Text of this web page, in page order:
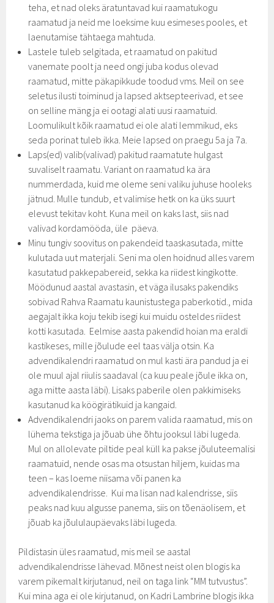
teha, et nad oleks äratuntavad kui raamatukogu
raamatud ja neid me loeksime kuu esimeses pooles, et
laenutamise tähtaega mahtuda.
Lastele tuleb selgitada, et raamatud on pakitud
vanemate poolt ja need ongi juba kodus olevad
raamatud, mitte päkapikkude toodud vms. Meil on see
seletus ilusti toiminud ja lapsed aktsepteerivad, et see
on selline mäng ja ei ootagi alati uusi raamatuid.
Loomulikult kõik raamatud ei ole alati lemmikud, eks
seda porinat tuleb ikka. Meie lapsed on praegu 5a ja 7a.
Laps(ed) valib(valivad) pakitud raamatute hulgast
suvaliselt raamatu. Variant on raamatud ka ära
nummerdada, kuid me oleme seni valiku juhuse hooleks
jätnud. Mulle tundub, et valimise hetk on ka üks suurt
elevust tekitav koht. Kuna meil on kaks last, siis nad
valivad kordamööda, üle päeva.
Minu tungiv soovitus on pakendeid taaskasutada, mitte
kulutada uut materjali. Seni ma olen hoidnud alles varem
kasutatud pakkepabereid, sekka ka riidest kingikotte.
Möödunud aastal avastasin, et väga ilusaks pakendiks
sobivad Rahva Raamatu kaunistustega paberkotid., mida
aegajalt ikka koju tekib isegi kui muidu osteldes riidest
kotti kasutada. Eelmise aasta pakendid hoian ma eraldi
kastikeses, mille jõulude eel taas välja otsin. Ka
advendikalendri raamatud on mul kasti ära pandud ja ei
ole muul ajal riiulis saadaval (ca kuu peale jõule ikka on,
aga mitte aasta läbi). Lisaks paberile olen pakkimiseks
kasutanud ka köögirätikuid ja kangaid.
Advendikalendri jaoks on parem valida raamatud, mis on
lühema tekstiga ja jõuab ühe õhtu jooksul läbi lugeda.
Mul on allolevate piltide peal küll ka pakse jõuluteemalisi
raamatuid, nende osas ma otsustan hiljem, kuidas ma
teen – kas loeme niisama või panen ka
advendikalendrisse. Kui ma lisan nad kalendrisse, siis
peaks nad kuu algusse panema, siis on tõenäolisem, et
jõuab ka jõululaupäevaks läbi lugeda.
Pildistasin üles raamatud, mis meil se aastal
advendikalendrisse lähevad. Mõnest neist olen blogis ka
varem pikemalt kirjutanud, neil on taga link “MM tutvustus”.
Kui mina aga ei ole kirjutanud, on Kadri Lambrine blogis ikka